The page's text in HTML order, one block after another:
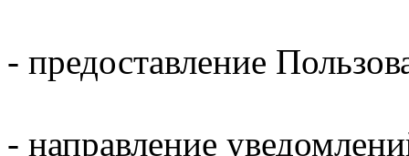
- предоставление
- направление